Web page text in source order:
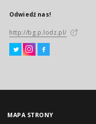
Odwiedź nas!
http://bg.p.lodz.pl/
MAPA STRONY